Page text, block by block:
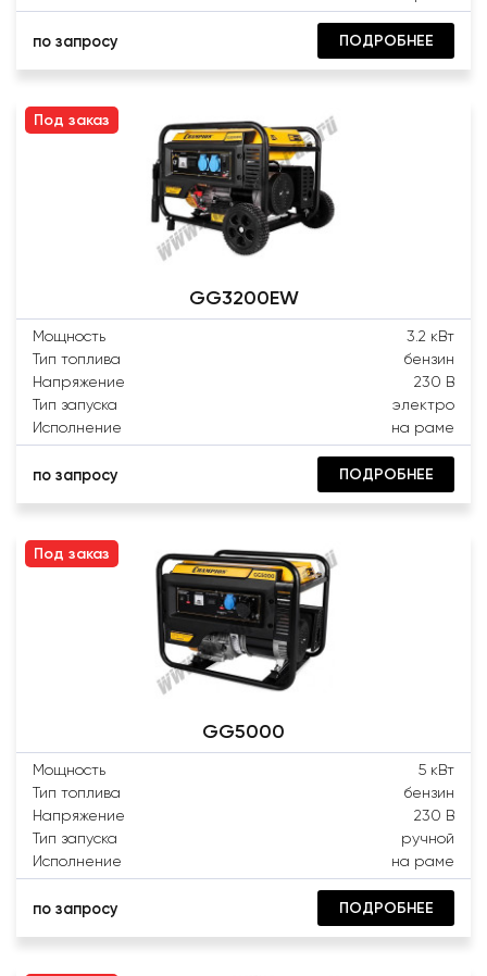
по запросу ПОДРОБНЕЕ
Под заказ
GG3200EW
Мощность
3.2 кВт
Тип топлива
бензин
Напряжение
230 В
Тип запуска
электро
Исполнение
на раме
по запросу ПОДРОБНЕЕ
Под заказ
GG5000
Мощность
5 кВт
Тип топлива
бензин
Напряжение
230 В
Тип запуска
ручной
Исполнение
на раме
по запросу ПОДРОБНЕЕ